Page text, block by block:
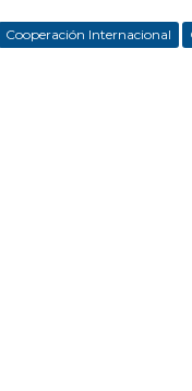
Cooperación Internacional